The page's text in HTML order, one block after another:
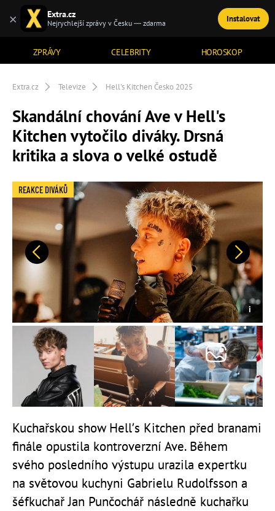
ZPRÁVY CELEBRITY HOROSKOP
TÉMATA
Extra.cz Televize Hell's Kitchen Česko 2025
Skandální chování Ave v Hell's
Kitchen vytočilo diváky. Drsná
kritika a slova o velké ostudě
Předchozí Další
REAKCE DIVÁKŮ
Kuchařskou show Hell’s Kitchen před branami
finále opustila kontroverzní Ave. Během
svého posledního výstupu urazila expertku
na světovou kuchyni Gabrielu Rudolfsson a
šéfkuchař Jan Punčochář následně kuchařku
× Extra.cz
Nejrychlejší zprávy v Česku — zdarma Instalovat